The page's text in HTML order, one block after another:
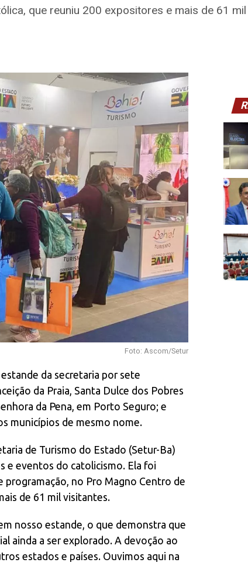
que reuniu 200 expositores e mais de 61
Foto: Ascom/Setur
da secretaria por sete
da Praia, Santa Dulce dos Pobres
da Pena, em Porto Seguro; e
municípios de mesmo nome.
de Turismo do Estado (Setur-Ba)
e eventos do catolicismo. Ela foi
no Pro Magno Centro de
de 61 mil visitantes.
nosso estande, o que demonstra que
ainda a ser explorado. A devoção ao
estados e países. Ouvimos aqui na